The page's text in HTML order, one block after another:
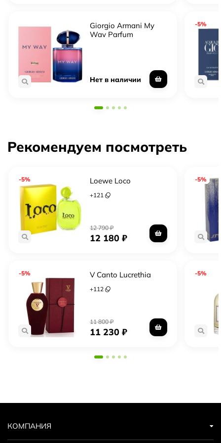
Giorgio Armani My
Way Parfum
Нет в наличии
-5%
Рекомендуем посмотреть
-5% Loewe Loco
+121
12 790₽
12 180₽
-5% V Canto Lucrethia
+112
11 800₽
11 230₽
-5%
-5%
КОМПАНИЯ